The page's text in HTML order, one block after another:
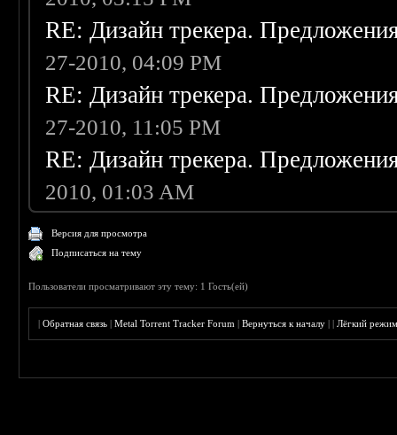
RE: Дизайн трекера.
27-2010, 04:09 PM
RE: Дизайн трекера.
27-2010, 11:05 PM
RE: Дизайн трекера.
2010, 01:03 AM
Версия для просмотра
Подписаться на тему
Пользователи просматривают эту тему: 1 Гость(ей)
|Обратная связь |Metal Torrent Tracker Forum |Вернуться к началу ||Лёгкий